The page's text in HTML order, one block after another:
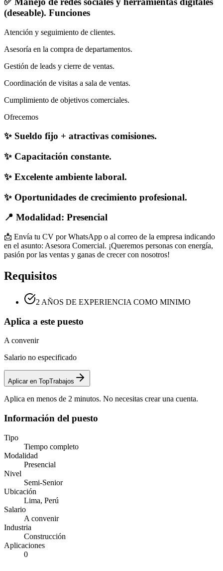
(deseable). Funciones
Atención y seguimiento de clientes.
Asesoría en la compra de departamentos.
Gestión de leads y cierre de ventas.
Coordinación de visitas a sala de ventas.
Cumplimiento de objetivos comerciales.
Ofrecemos
✨ Sueldo fijo + atractivas comisiones.
✨ Capacitación constante.
✨ Excelente ambiente laboral.
✨ Oportunidades de crecimiento profesional.
📍 Modalidad: Presencial
📩 Envía tu CV por WhatsApp o al correo de la empresa indicando
en el asunto: Asesora Comercial. ¡Queremos personas con energía,
pasión por las ventas y ganas de crecer con nosotros!
Requisitos
2 AÑOS DE EXPERIENCIA COMO MINIMO
Aplica a este puesto
A convenir
Salario no especificado
Aplicar en TopTrabajos
Aplica en menos de 2 minutos. No necesitas crear una cuenta.
Información del puesto
Tipo
Tiempo completo
Modalidad
Presencial
Nivel
Semi-Senior
Ubicación
Lima, Perú
Salario
A convenir
Industria
Construcción
Aplicaciones
0